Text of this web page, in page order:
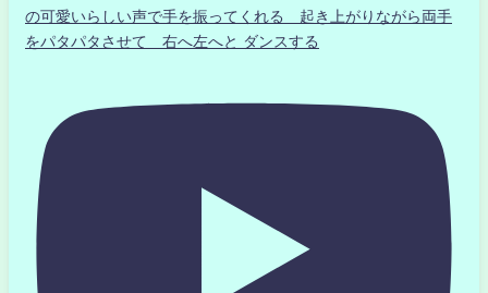
の可愛いらしい声で手を振ってくれる 起き上がりながら両手
をパタパタさせて 右へ左へと ダンスする